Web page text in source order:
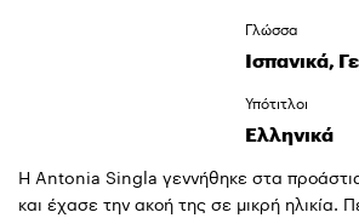
Γλώσσα
Ισπανικά,
Υπότιτλοι
Ελληνικά
Η Antonia Singla γεννήθηκε στα
και έχασε την ακοή της σε μικρή ηλικία.